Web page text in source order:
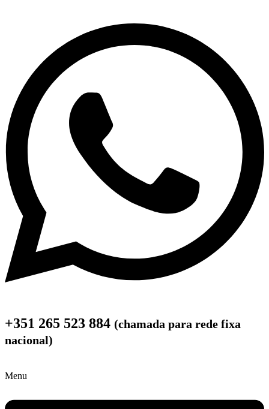
+351 265 523 884 (chamada para rede fixa
nacional)
Menu